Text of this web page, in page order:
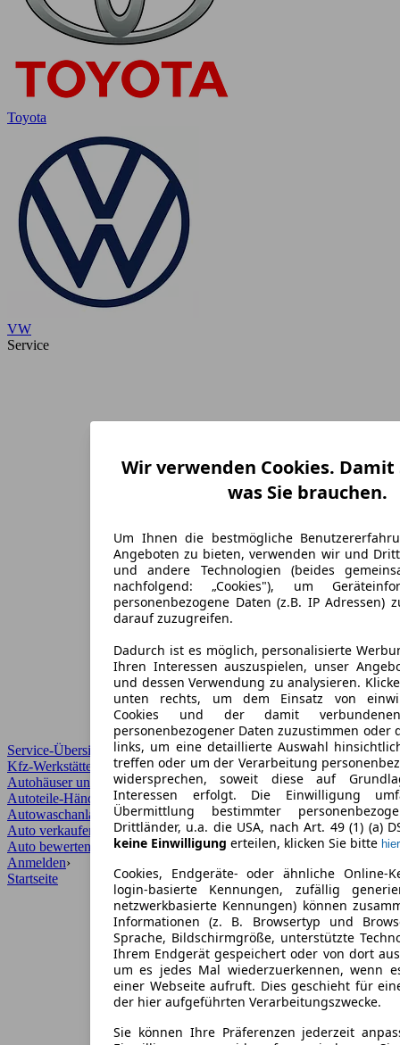
Toyota
VW
Service
Service-Übersicht
Kfz-Werkstätten
Autohäuser und Händler
Autoteile-Händler
Autowaschanlagen
Auto verkaufen
Auto bewerten
Anmelden›
Startseite
Wir verwenden Cookies.
was Sie brauchen.
Um Ihnen die bestmögliche
Angeboten zu bieten, verwenden wir und
und andere Technologien (beides
nachfolgend: „Cookies"), um
personenbezogene Daten (z.B. IP Adressen)
darauf zuzugreifen.
Dadurch ist es möglich, personalisierte
Ihren Interessen auszuspielen, unser
und dessen Verwendung zu analysieren.
unten rechts, um dem Einsatz von
Cookies und der damit
personenbezogener Daten zuzustimmen oder
links, um eine detaillierte Auswahl
treffen oder um der Verarbeitung
widersprechen, soweit diese auf
Interessen erfolgt. Die Einwilligung
Übermittlung bestimmter
Drittländer, u.a. die USA, nach Art. 49 (1) (a)
keine Einwilligung erteilen, klicken Sie bitte hier
Cookies, Endgeräte- oder ähnliche Online-
login-basierte Kennungen, zufällig
netzwerkbasierte Kennungen) können
Informationen (z. B. Browsertyp und
Sprache, Bildschirmgröße, unterstützte
Ihrem Endgerät gespeichert oder von dort
um es jedes Mal wiederzuerkennen, wenn
einer Webseite aufruft. Dies geschieht für
der hier aufgeführten Verarbeitungszwecke.
Sie können Ihre Präferenzen jederzeit